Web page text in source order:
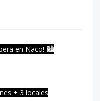
en Naco! 🏙️
+ 3 locales